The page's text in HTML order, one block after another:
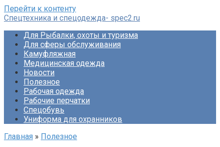
Перейти к контенту
Спецтехника и спецодежда- spec2.ru
Для Рыбалки, охоты и туризма
Для сферы обслуживания
Камуфляжная
Медицинская одежда
Новости
Полезное
Рабочая одежда
Рабочие перчатки
Спецобувь
Униформа для охранников
Главная » Полезное